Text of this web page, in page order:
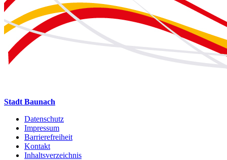
Stadt Baunach
Datenschutz
Impressum
Barrierefreiheit
Kontakt
Inhaltsverzeichnis